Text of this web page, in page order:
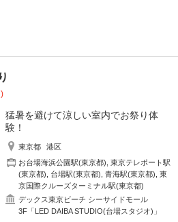
猛暑を避けて涼しい室内でお祭り体
験！
東京都
港区
お台場海浜公園駅(東京都) ,東京テレポート駅
(東京都)
台場駅(東京都) ,青海駅(東京都) ,東
京国際クルーズターミナル駅(東京都)
デックス東京ビーチ シーサイドモール
3F「LED DAIBA STUDIO(台場スタジオ)」